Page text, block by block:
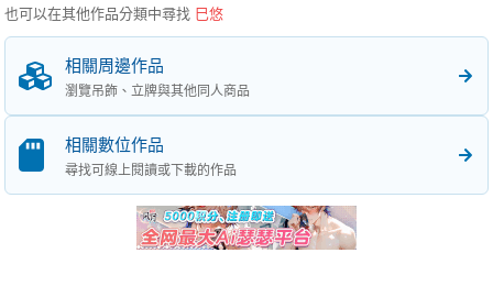
也可以在其他作品分類中尋找 巳悠
相關周邊作品
瀏覽吊飾、立牌與其他同人商品
相關數位作品
尋找可線上閱讀或下載的作品